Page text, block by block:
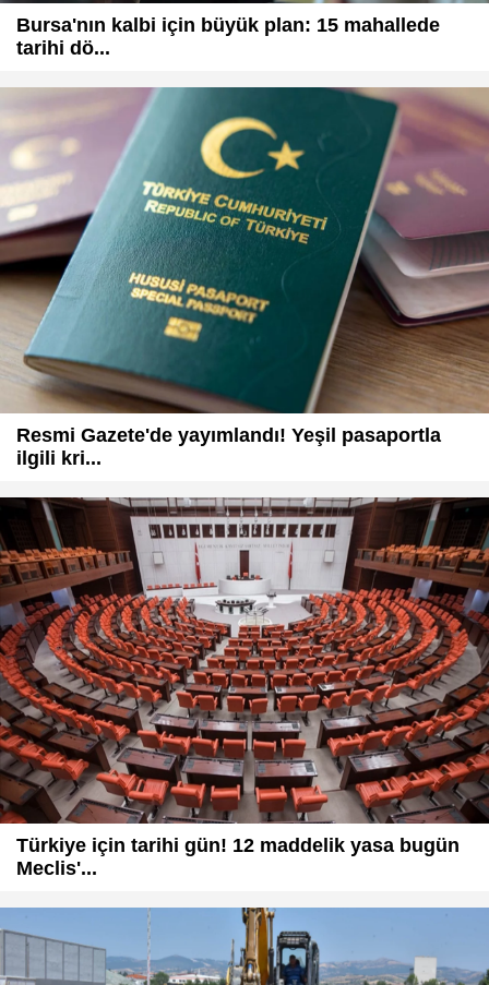
Bursa'nın kalbi için büyük plan: 15 mahallede
tarihi dö...
Resmi Gazete'de yayımlandı! Yeşil pasaportla
ilgili kri...
Türkiye için tarihi gün! 12 maddelik yasa bugün
Meclis'...